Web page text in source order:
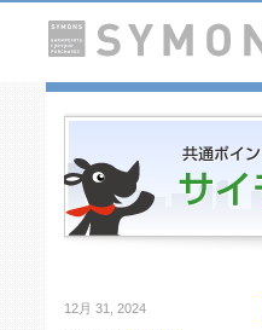
12月 31, 2024